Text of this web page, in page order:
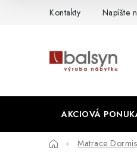
Kontakty Napíšte
AKCIOVÁ
DomovMatrace